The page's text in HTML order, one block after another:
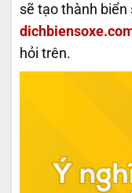
sẽ tạo thành biển
hỏi trên.